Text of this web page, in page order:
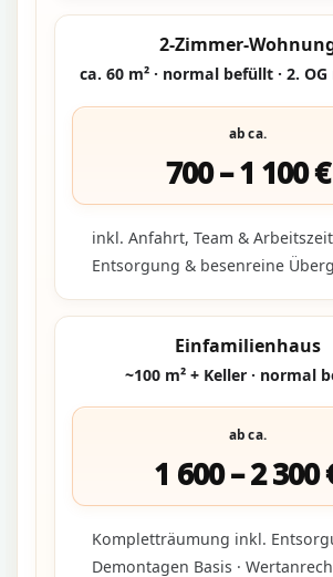
2-Zimmer-
ca. 60 m² · normal befüllt · 2.
ab ca.
700 – 1 100 €
inkl. Anfahrt, Team & Arbeitszeit
Entsorgung & besenreine
Einfamilienhaus
~100 m² + Keller · normal
ab ca.
1 600 – 2 300
Kompletträumung inkl.
Demontagen Basis ·